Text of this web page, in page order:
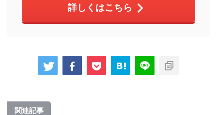
詳しくはこちら
関連記事